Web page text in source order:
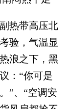
热带高压北
验，气温显
浪之下，黑
：“你可是
”、“空调安